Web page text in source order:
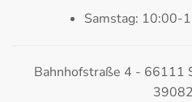
Samstag: 10:00-
Bahnhofstraße 4 - 66111